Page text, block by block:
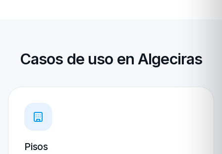
Casos de uso en Algeciras
Pisos